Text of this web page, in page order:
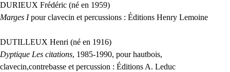
DURIEUX Frédéric (né en 1959)
Marges Ipour clavecin et percussions : Éditions Henry Lemoine
DUTILLEUX Henri (né en 1916)
Dyptique Les citations, 1985-1990, pour hautbois,
clavecin,contrebasse et percussion : Éditions A. Leduc